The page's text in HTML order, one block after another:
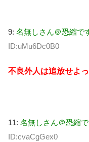
9: 名無しさん＠恐縮で
ID:uMu6Dc0B0
不良外人は追放せよ
11: 名無しさん＠恐縮
ID:cvaCgGex0